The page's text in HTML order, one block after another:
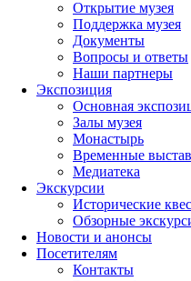
Открытие музея
Поддержка музея
Документы
Вопросы и ответы
Наши партнеры
Экспозиция
Основная
Залы музея
Монастырь
Временные
Медиатека
Экскурсии
Исторические
Обзорные
Новости и анонсы
Посетителям
Контакты